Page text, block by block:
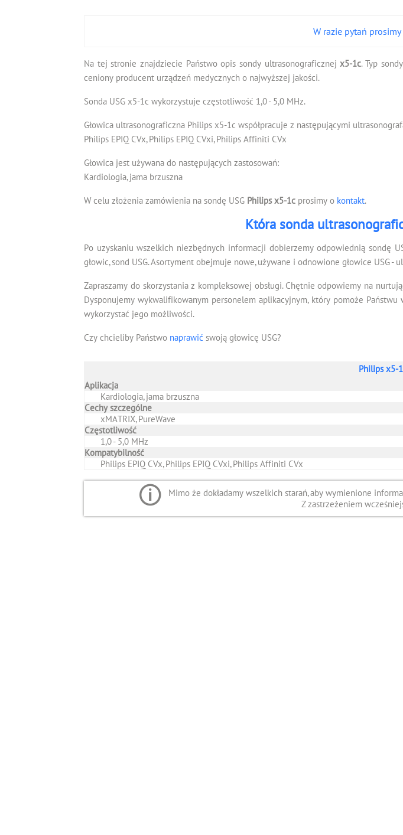
W razie pytań
Na tej stronie znajdziecie Państwo opis sondy ultrasonograficznejx5-1c. Typ
ceniony producent urządzeń medycznych o najwyższej jakości.
Sonda USG x5-1c wykorzystuje częstotliwość 1,0 - 5,0 MHz.
Głowica ultrasonograficzna Philips x5-1c współpracuje z następującymi
Philips EPIQ CVx, Philips EPIQ CVxi, Philips Affiniti CVx
Głowica jest używana do następujących zastosowań:
Kardiologia, jama brzuszna
W celu złożenia zamówienia na sondę USG Philips x5-1c prosimy o kontakt.
Która sonda
Po uzyskaniu wszelkich niezbędnych informacji dobierzemy odpowiednią sondę
głowic, sond USG. Asortyment obejmuje nowe, używane i odnowione głowice USG -
Zapraszamy do skorzystania z kompleksowej obsługi. Chętnie odpowiemy na
Dysponujemy wykwalifikowanym personelem aplikacyjnym, który pomoże
wykorzystać jego możliwości.
Czy chcieliby Państwo naprawić swoją głowicę USG?
Philips x5-
Aplikacja
Kardiologia, jama brzuszna
Cechy szczególne
xMATRIX, PureWave
Częstotliwość
1,0 - 5,0 MHz
Kompatybilność
Philips EPIQ CVx, Philips EPIQ CVxi, Philips Affiniti CVx
Mimo że dokładamy wszelkich starań, aby wymienione
Z zastrzeżeniem